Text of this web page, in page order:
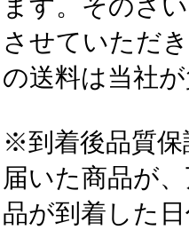
ます。そのさ
させていただ
の送料は当社
※到着後品質
届いた商品が
品が到着した